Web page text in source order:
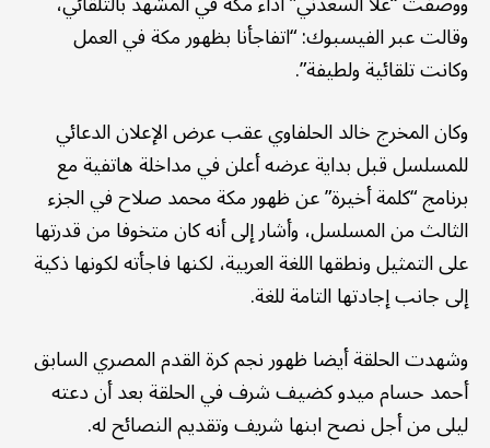
وقالت عبر الفيسبوك: “اتفاجأنا بظهور مكة في العمل
وكانت تلقائية ولطيفة”.
وكان المخرج خالد الحلفاوي عقب عرض الإعلان الدعائي
للمسلسل قبل بداية عرضه أعلن في مداخلة هاتفية مع
برنامج “كلمة أخيرة” عن ظهور مكة محمد صلاح في الجزء
الثالث من المسلسل، وأشار إلى أنه كان متخوفا من قدرتها
على التمثيل ونطقها اللغة العربية، لكنها فاجأته لكونها ذكية
إلى جانب إجادتها التامة للغة.
وشهدت الحلقة أيضا ظهور نجم كرة القدم المصري السابق
أحمد حسام ميدو كضيف شرف في الحلقة بعد أن دعته
ليلى من أجل نصح ابنها شريف وتقديم النصائح له.